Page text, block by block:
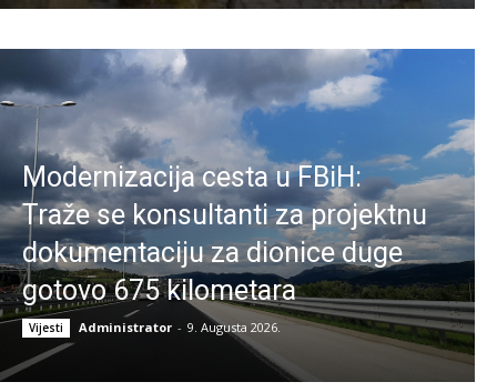
Modernizacija cesta u FBiH:
Traže se konsultanti za projektnu
dokumentaciju za dionice duge
gotovo 675 kilometara
Vijesti Administrator - 9. Augusta 2026.